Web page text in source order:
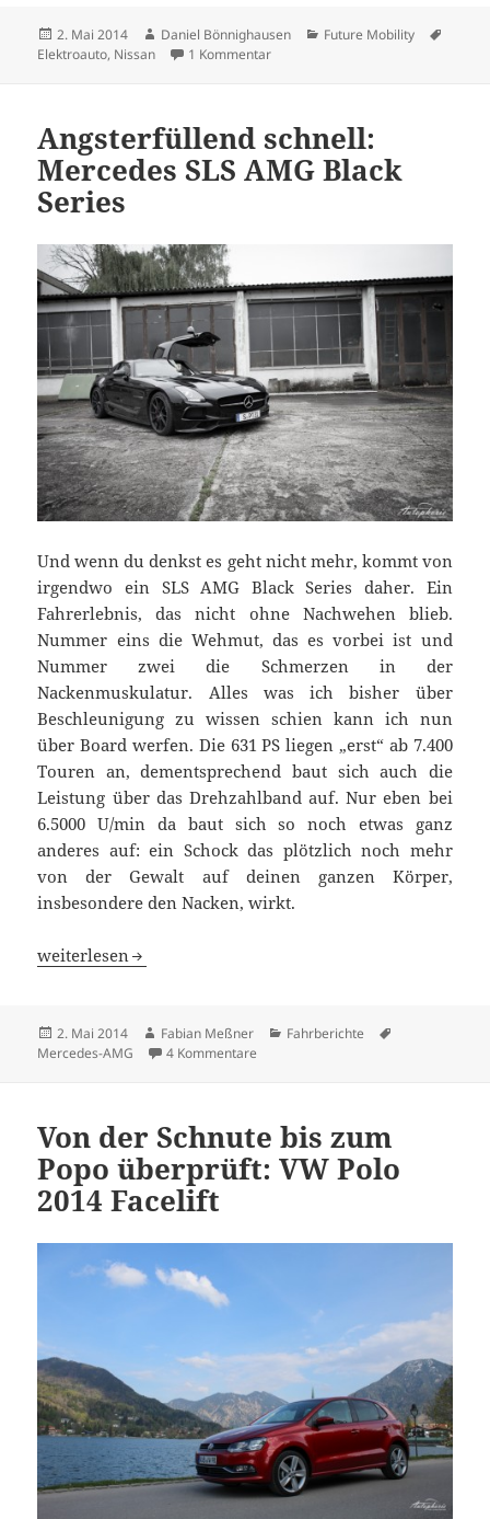
Veröffentlicht
am
2. Mai 2014 Autor
Daniel Bönnighausen Kategorien
Future Mobility
Elektroauto, Nissan 1 Kommentarzu Der Nissan e-NV200 auf den
Angsterfüllend schnell:
Mercedes SLS AMG Black
Series
Und wenn du denkst es geht nicht mehr, kommt von
irgendwo ein SLS AMG Black Series daher. Ein
Fahrerlebnis, das nicht ohne Nachwehen blieb.
Nummer eins die Wehmut, das es vorbei ist und
Nummer zwei die Schmerzen in der
Nackenmuskulatur. Alles was ich bisher über
Beschleunigung zu wissen schien kann ich nun
über Board werfen. Die 631 PS liegen „erst“ ab 7.400
Touren an, dementsprechend baut sich auch die
Leistung über das Drehzahlband auf. Nur eben bei
6.5000 U/min da baut sich so noch etwas ganz
anderes auf: ein Schock das plötzlich noch mehr
von der Gewalt auf deinen ganzen Körper,
insbesondere den Nacken, wirkt.
Angsterfüllend schnell: Mercedes SLS AMG Black Series
weiterlesen
Veröffentlicht
am
2. Mai 2014 Autor
Fabian Meßner Kategorien
Fahrberichte
Mercedes-AMG
4 Kommentare
Von der Schnute bis zum
Popo überprüft: VW Polo
2014 Facelift